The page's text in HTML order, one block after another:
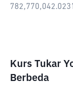
Kurs Tukar
Berbeda